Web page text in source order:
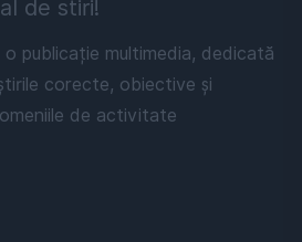
de stiri!
o publicație multimedia, dedicată
corecte, obiective și
de activitate